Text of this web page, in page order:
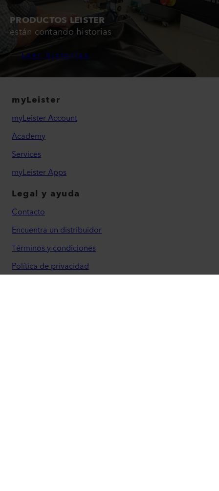
PRODUCTOS LEISTER
están contando historias
Leer historias
myLeister
myLeister Account
Academy
Services
myLeister Apps
Legal y ayuda
Contacto
Encuentra un distribuidor
Términos y condiciones
Política de privacidad